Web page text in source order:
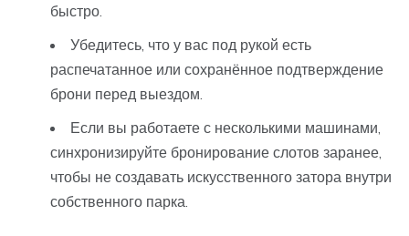
быстро.
Убедитесь, что у вас под рукой есть
распечатанное или сохранённое подтверждение
брони перед выездом.
Если вы работаете с несколькими машинами,
синхронизируйте бронирование слотов заранее,
чтобы не создавать искусственного затора внутри
собственного парка.